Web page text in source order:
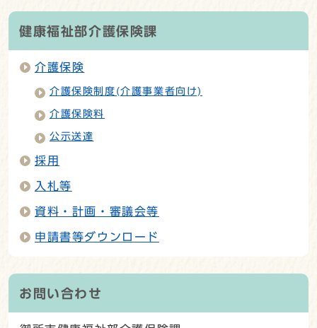
健康福祉部介護保険課
介護保険
介護保険制度(介護事業者向け)
介護保険料
公示送達
採用
入札等
資料・計画・審議会等
申請書等ダウンロード
お問い合わせ